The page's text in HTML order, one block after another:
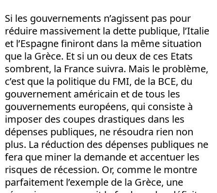
Si les gouvernements n’agissent pas pour
réduire massivement la dette publique, l’Italie
et l’Espagne finiront dans la même situation
que la Grèce. Et si un ou deux de ces Etats
sombrent, la France suivra. Mais le problème,
c’est que la politique du FMI, de la BCE, du
gouvernement américain et de tous les
gouvernements européens, qui consiste à
imposer des coupes drastiques dans les
dépenses publiques, ne résoudra rien non
plus. La réduction des dépenses publiques ne
fera que miner la demande et accentuer les
risques de récession. Or, comme le montre
parfaitement l’exemple de la Grèce, une